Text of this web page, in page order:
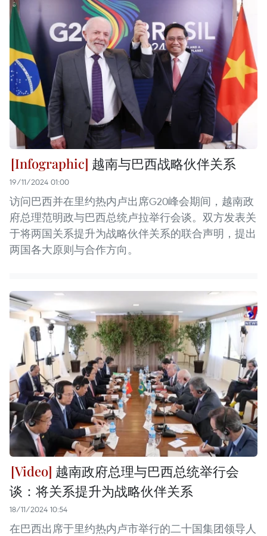
越南与巴西战略伙伴关系
19/11/2024 01:00
访问巴西并在里约热内卢出席G20峰会期间，越南政
府总理范明政与巴西总统卢拉举行会谈。双方发表关
于将两国关系提升为战略伙伴关系的联合声明，提出
两国各大原则与合作方向。
越南政府总理与巴西总统举行会
谈：将关系提升为战略伙伴关系
18/11/2024 10:54
在巴西出席于里约热内卢市举行的二十国集团领导人